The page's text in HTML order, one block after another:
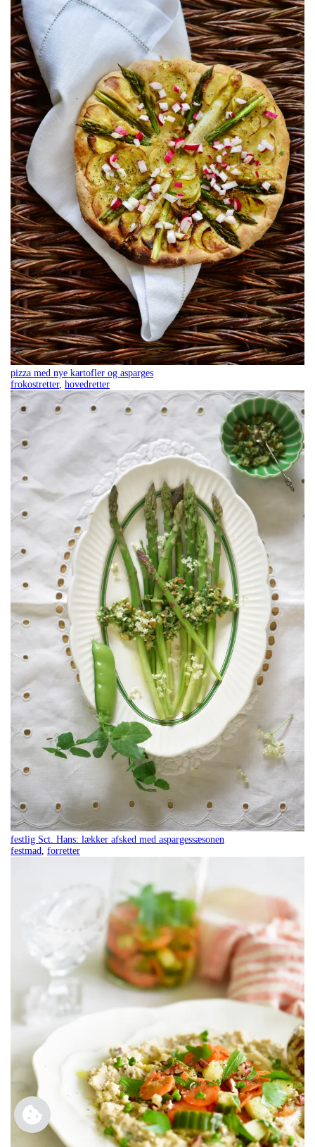
pizza med nye kartofler og asparges
frokostretter, hovedretter
festlig Sct. Hans: lækker afsked med aspargessæsonen
festmad, forretter